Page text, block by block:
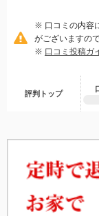
※ 口コミの内容
がございますの
※ 口コミ投稿ガ
評判トップ